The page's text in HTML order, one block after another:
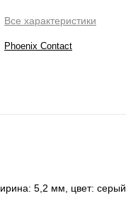
Все характеристики
Phoenix Contact
5,2 мм, цвет: cерый,